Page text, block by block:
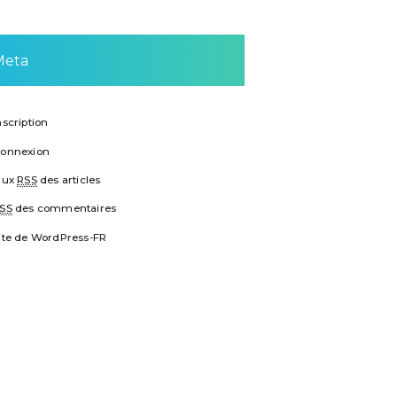
RSSdes articles
des commentaires
de WordPress-FR